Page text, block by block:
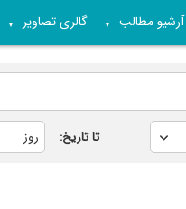
آرشیو مطالب ▼ گالری تصاویر ▼
تا تاریخ: